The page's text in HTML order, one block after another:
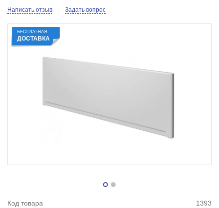
Написать отзыв Задать вопрос
БЕСПЛАТНАЯ
ДОСТАВКА
Код товара 1393